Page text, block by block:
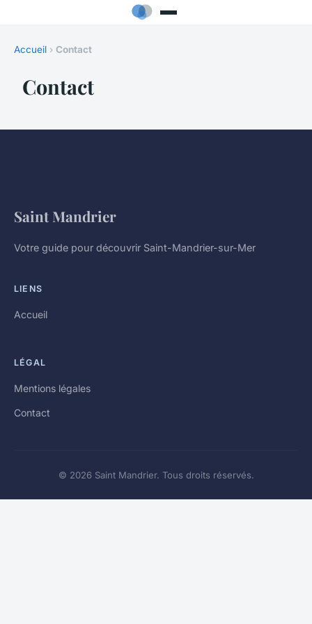
Accueil › Contact
Contact
Saint Mandrier
Votre guide pour découvrir Saint-Mandrier-sur-Mer
LIENS
Accueil
LÉGAL
Mentions légales
Contact
© 2026 Saint Mandrier. Tous droits réservés.